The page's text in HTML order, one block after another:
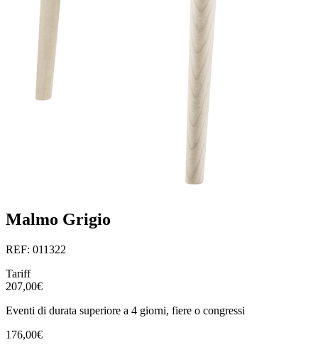
Malmo Grigio
REF: 011322
Tariff
207,00€
Eventi di durata superiore a 4 giorni, fiere o congressi
176,00€